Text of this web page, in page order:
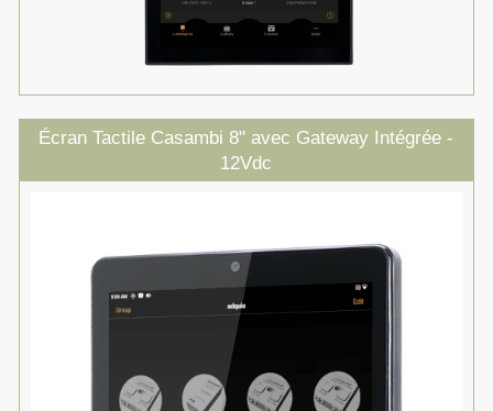
Écran Tactile Casambi 8" avec Gateway Intégrée -
12Vdc